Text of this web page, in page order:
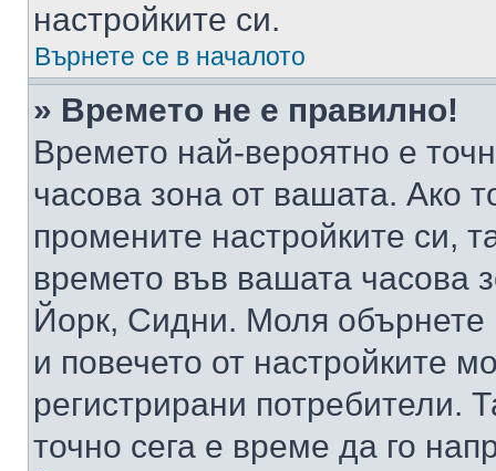
настройките си.
Върнете се в началото
» Времето не е правилно!
Времето най-вероятно е
часова зона от вашата. Ако
промените настройките си,
времето във вашата
Йорк, Сидни. Моля обърнете
и повечето от настройките
регистрирани потребители.
точно сега е време да го